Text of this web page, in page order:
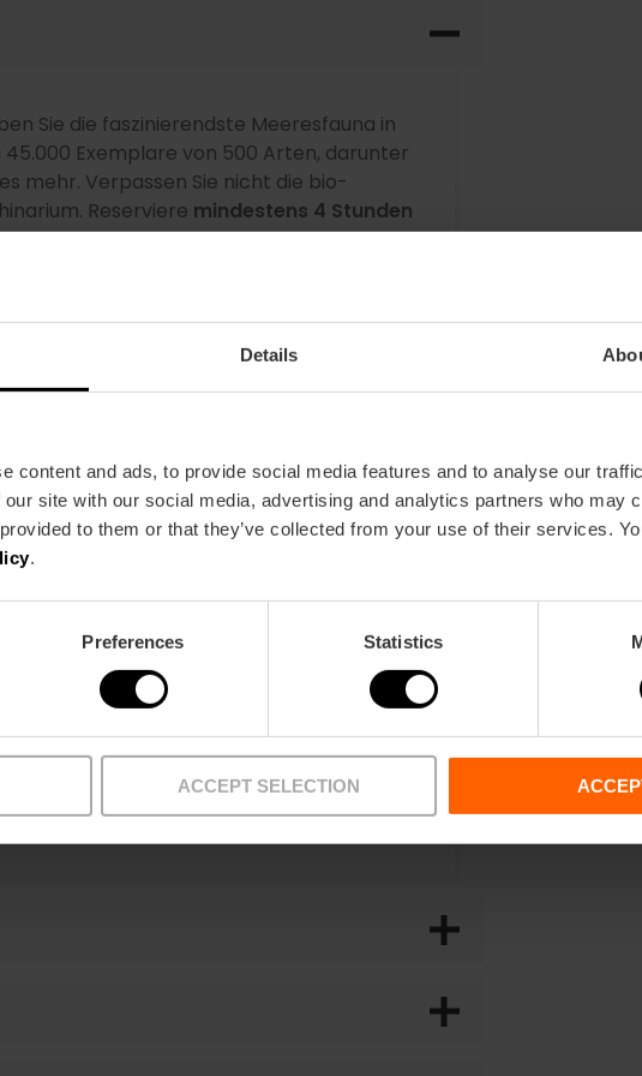
Details
content and ads, to provide social media features and to analyse our
site with our social media, advertising and analytics partners who may
to them or that they’ve collected from your use of their services.
.
Preferences Statistics
ACCEPT SELECTION
Sie die faszinierendste Meeresfauna in
Exemplare von 500 Arten, darunter
mehr. Verpassen Sie nicht die bio-
Reserviere mindestens 4 Stunden
Exponaten zu Wissenschaft und Technik
langweilig. Wenn Sie zusätzliche Aktivitäten
einen Besuch des Weltraumsimulators
ein separates Ticket kaufen. Die
kombinierte Besuch des
die Augen öffnen. Entdecken Sie die
menschlichen Natur, indem Sie
die faszinierendsten Kreaturen
wird, besser zu verstehen, wie unser
können.